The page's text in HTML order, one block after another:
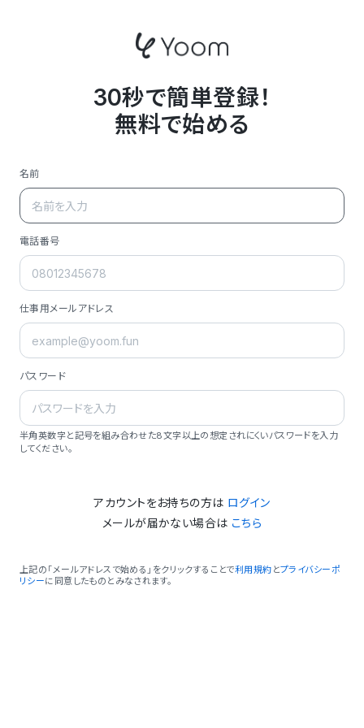
30秒で簡単登録！
無料で始める
名前
電話番号
仕事用メールアドレス
パスワード
半角英数字と記号を組み合わせた8文字以上の想定されにくいパスワードを入力
してください。
アカウントをお持ちの方は ログイン
メールが届かない場合は こちら
上記の「メールアドレスで始める」をクリックすることで利用規約 とプライバシーポ
リシーに同意したものとみなされます。